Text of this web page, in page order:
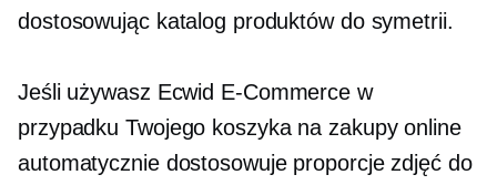
dostosowując katalog produktów do symetrii.
Jeśli używasz Ecwid E-Commerce w
przypadku Twojego koszyka na zakupy online
automatycznie dostosowuje proporcje zdjęć do